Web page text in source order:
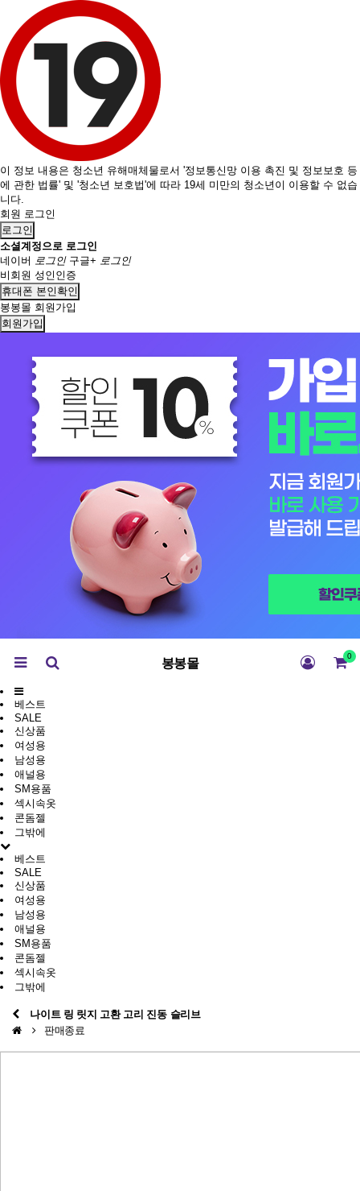
이 정보 내용은 청소년 유해매체물로서 '정보통신망 이용 촉진 및 정보보호 등
에 관한 법률' 및 '청소년 보호법'에 따라 19세 미만의 청소년이 이용할 수 없습
니다.
회원 로그인
로그인
소셜계정으로 로그인
네이버 로그인 구글+ 로그인
비회원 성인인증
휴대폰 본인확인
봉봉몰 회원가입
회원가입
봉봉몰 0
베스트
SALE
신상품
여성용
남성용
애널용
SM용품
섹시속옷
콘돔젤
그밖에
베스트
SALE
신상품
여성용
남성용
애널용
SM용품
콘돔젤
섹시속옷
그밖에
나이트 링 릿지 고환 고리 진동 슬리브
판매종료